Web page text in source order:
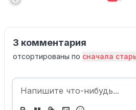
3 комментария
отсортированы по сначала